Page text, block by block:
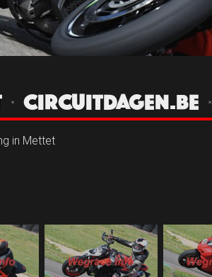
CIRCUITDAGEN.BE
in Mettet